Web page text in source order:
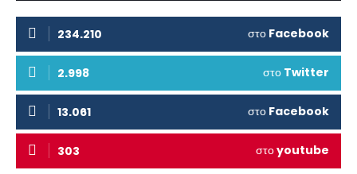
234.210 στο Facebook
2.998 στο Twitter
13.061 στο Facebook
303 στοyoutube